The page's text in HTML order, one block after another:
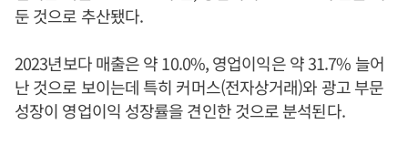
둔 것으로 추산됐다.
2023년보다 매출은 약 10.0%, 영업이익은 약 31.7% 늘어
난 것으로 보이는데 특히 커머스(전자상거래)와 광고 부문
성장이 영업이익 성장률을 견인한 것으로 분석된다.